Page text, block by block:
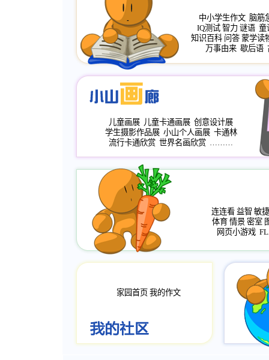
中小学生作文 脑筋
IQ测试 智力 谜语 童
知识百科 问答 蒙学读
万事由来 歇后语
儿童画展 儿童卡通画展 创意设计展
学生摄影作品展 小山个人画展 卡通林
流行卡通欣赏 世界名画欣赏 ………
连连看 益智 敏捷
体育 情景 密室
网页小游戏
家园首页 我的作文